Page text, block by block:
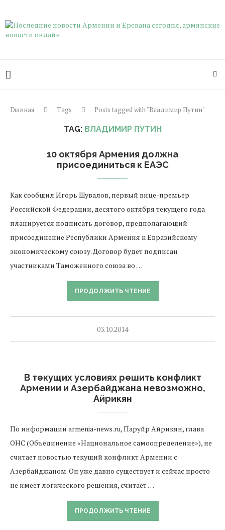
Главная Tags Posts tagged with "Владимир Путин"
TAG: ВЛАДИМИР ПУТИН
10 октября Армения должна
присоединиться к ЕАЭС
Как сообщил Игорь Шувалов, первый вице-премьер
Российской Федерации, десятого октября текущего года
планируется подписать договор, предполагающий
присоединение Республики Армения к Евразийскому
экономическому союзу. Договор будет подписан
участниками Таможенного союза во …
ПРОДОЛЖИТЬ ЧТЕНИЕ
03.10.2014
В текущих условиях решить конфликт
Армении и Азербайджана невозможно,
Айрикян
По информации armenia-news.ru, Паруйр Айрикян, глава
ОНС (Объединение «Национальное самоопределение»), не
считает новостью текущий конфликт Армении с
Азербайджаном. Он уже давно существует и сейчас просто
не имеет логического решения, считает …
ПРОДОЛЖИТЬ ЧТЕНИЕ